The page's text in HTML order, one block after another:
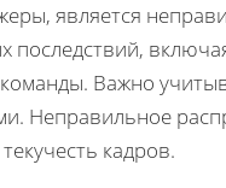
является
последствий,
Важно
Неправильное
кадров.